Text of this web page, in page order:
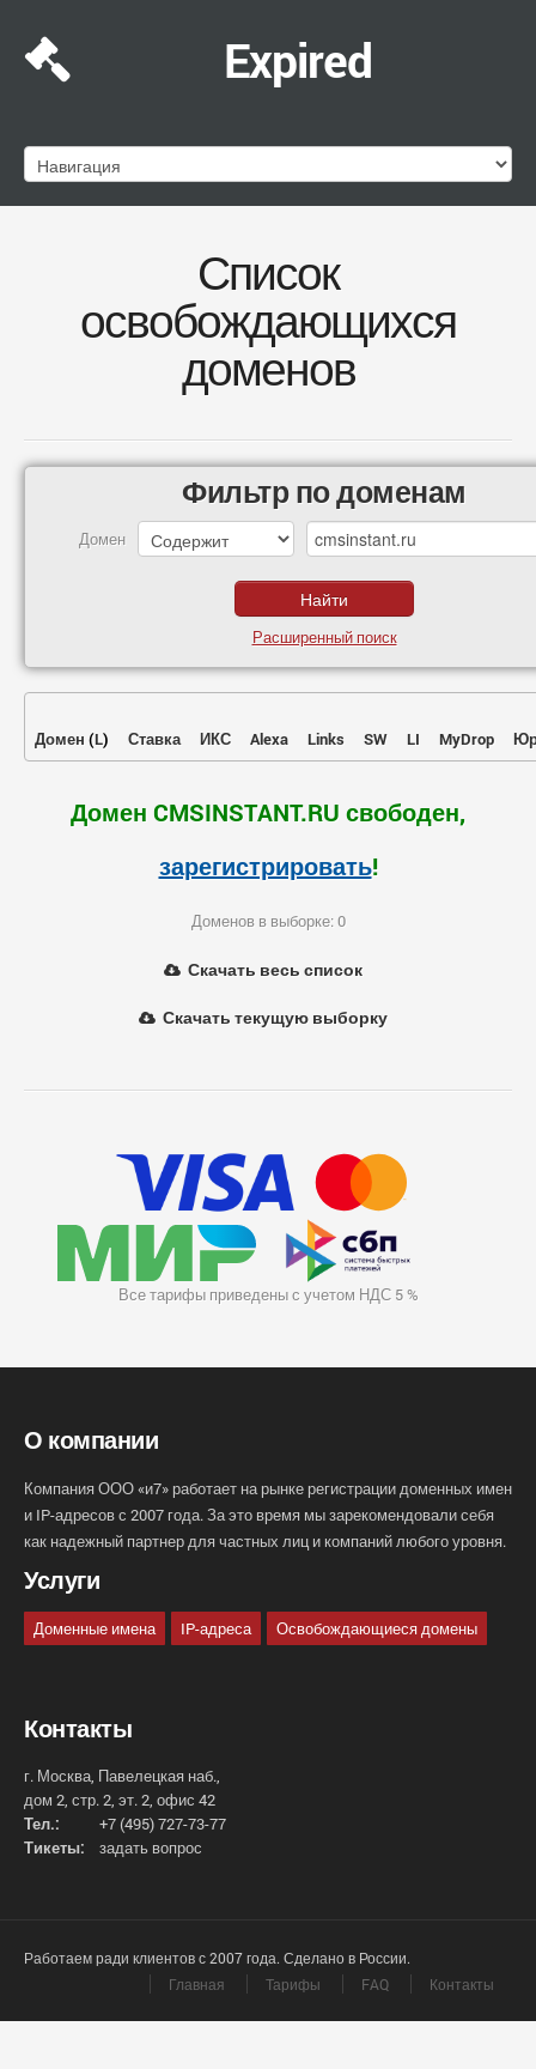
Expired
Список
освобождающихся
доменов
Фильтр по доменам
Домен
Расширенный поиск
Домен (L) Ставка ИКС Alexa Links SW LI MyDrop
Домен CMSINSTANT.RU свободен,
зарегистрировать!
Доменов в выборке: 0
Скачать весь список
Скачать текущую выборку
Все тарифы приведены с учетом НДС 5 %
О компании
Компания ООО «и7» работает на рынке регистрации доменных имен
и IP-адресов с 2007 года. За это время мы зарекомендовали себя
как надежный партнер для частных лиц и компаний любого уровня.
Услуги
Доменные имена IP-адреса Освобождающиеся домены
Контакты
г. Москва, Павелецкая наб.,
дом 2, стр. 2, эт. 2, офис 42
Тел.:
+7 (495) 727-73-77
Тикеты:
задать вопрос
Работаем ради клиентов с 2007 года. Сделано в России.
Главная
Тарифы FAQ Контакты